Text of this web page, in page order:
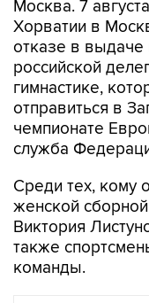
Москва. 7
Хорватии в
отказе в выдаче
российской
гимнастике,
отправиться в
чемпионате
служба
Среди тех, кому
женской
Виктория
также
команды.